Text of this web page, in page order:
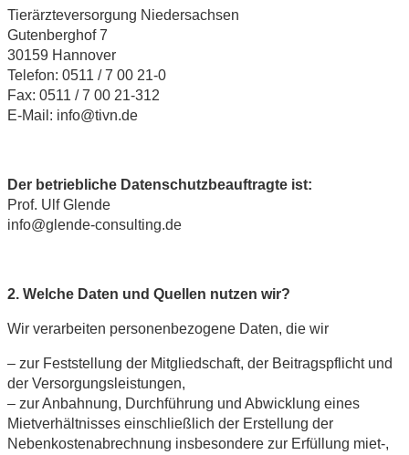
Tierärzteversorgung Niedersachsen
Gutenberghof 7
30159 Hannover
Telefon: 0511 / 7 00 21-0
Fax: 0511 / 7 00 21-312
E-Mail: info@tivn.de
Der betriebliche Datenschutzbeauftragte ist:
Prof. Ulf Glende
info@glende-consulting.de
2. Welche Daten und Quellen nutzen wir?
Wir verarbeiten personenbezogene Daten, die wir
– zur Feststellung der Mitgliedschaft, der Beitragspflicht und
der Versorgungsleistungen,
– zur Anbahnung, Durchführung und Abwicklung eines
Mietverhältnisses einschließlich der Erstellung der
Nebenkostenabrechnung insbesondere zur Erfüllung miet-,